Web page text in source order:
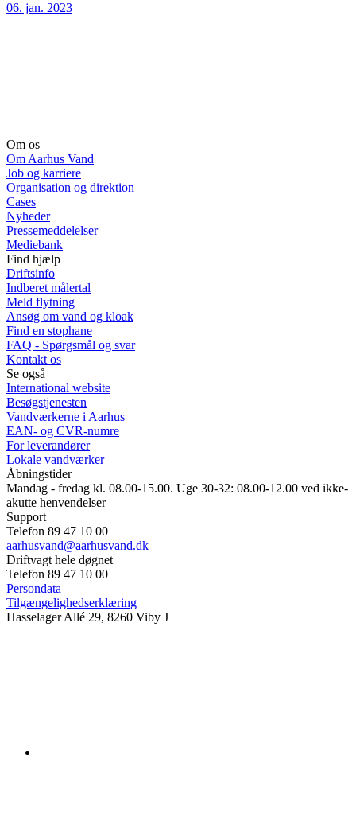
06. jan. 2023
Om os
Om Aarhus Vand
Job og karriere
Organisation og direktion
Cases
Nyheder
Pressemeddelelser
Mediebank
Find hjælp
Driftsinfo
Indberet målertal
Meld flytning
Ansøg om vand og kloak
Find en stophane
FAQ - Spørgsmål og svar
Kontakt os
Se også
International website
Besøgstjenesten
Vandværkerne i Aarhus
EAN- og CVR-numre
For leverandører
Lokale vandværker
Åbningstider
Mandag - fredag kl. 08.00-15.00. Uge 30-32: 08.00-12.00 ved ikke-
akutte henvendelser
Support
Telefon 89 47 10 00
aarhusvand@aarhusvand.dk
Driftvagt hele døgnet
Telefon 89 47 10 00
Persondata
Tilgængelighedserklæring
Hasselager Allé 29, 8260 Viby J